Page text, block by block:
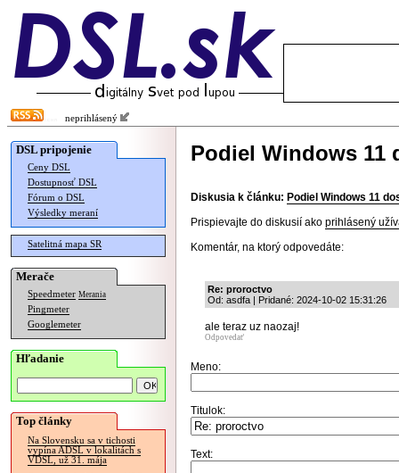
neprihlásený
DSL pripojenie
Ceny DSL
Dostupnosť DSL
Fórum o DSL
Výsledky meraní
Satelitná mapa SR
Merače
Speedmeter Merania
Pingmeter
Googlemeter
Hľadanie
Top články
Na Slovensku sa v tichosti
vypína ADSL v lokalitách s
VDSL, už 31. mája
Podiel Windows 11
Diskusia k článku: Podiel Windows 11
Prispievajte do diskusií ako prihlásený
Komentár, na ktorý odpovedáte:
Re: proroctvo
Od: asdfa | Pridané: 2024-10-02 15:31:26
ale teraz uz naozaj!
Odpovedať
Meno:
Titulok:
Text: